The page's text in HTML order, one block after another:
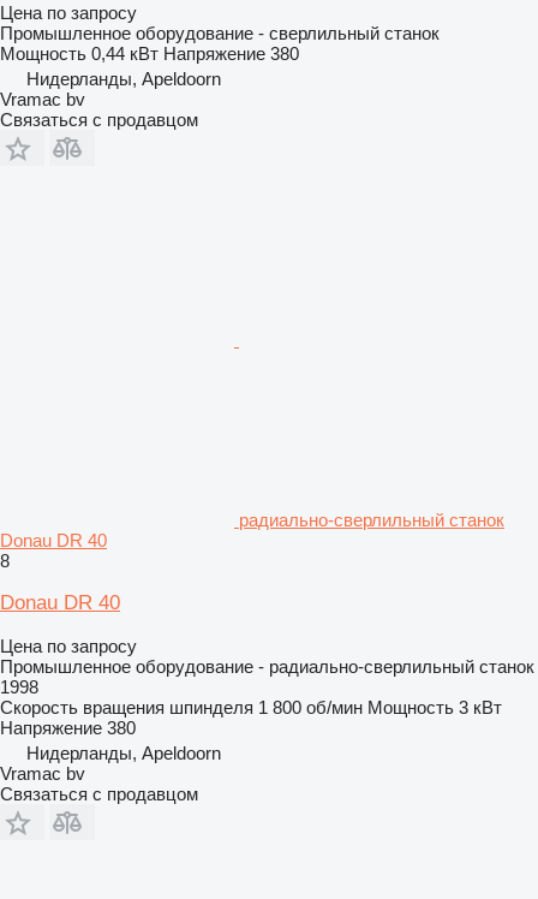
Цена по запросу
Промышленное оборудование - сверлильный станок
Мощность 0,44 кВт Напряжение 380
Нидерланды, Apeldoorn
Vramac bv
Связаться с продавцом
радиально-сверлильный станок
Donau DR 40
8
Donau DR 40
Цена по запросу
Промышленное оборудование - радиально-сверлильный станок
1998
Скорость вращения шпинделя 1 800 об/мин Мощность 3 кВт
Напряжение 380
Нидерланды, Apeldoorn
Vramac bv
Связаться с продавцом